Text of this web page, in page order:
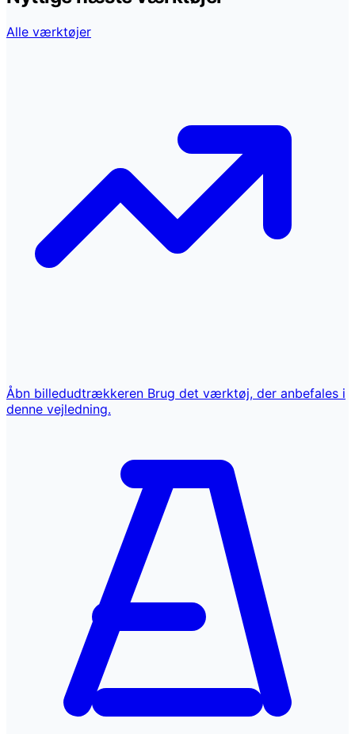
Alle værktøjer
Åbn billedudtrækkeren Brug det værktøj, der anbefales i
denne vejledning.